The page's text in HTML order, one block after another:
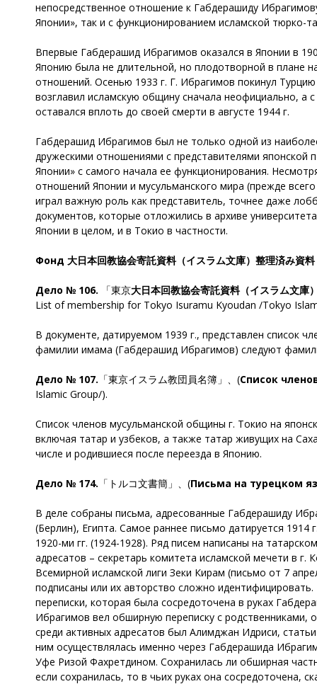
непосредственное отношение к Габдерашиду
Японии», так и с функционированием исламской тюрко-
Впервые Габдерашид Ибрагимов оказался в Японии в
Японию была не длительной, но плодотворной в плане
отношений. Осенью 1933 г. Г. Ибрагимов покинул
возглавил исламскую общину сначала неофициально, а
оставался вплоть до своей смерти в августе 1944 г.
Габдерашид Ибрагимов был не только одной из
дружескими отношениями с представителями японской
Японии» с самого начала ее функционирования.
отношений Японии и мусульманского мира (прежде
играл важную роль как представитель, точнее даже
документов, которые отложились в архиве
Японии в целом, и в Токио в частности.
Фонд 大日本回教協会寄託資料（イスラム文庫）整理済み資料
Дело № 106. 「東京大日本回教協会寄託資料（イスラム文庫
List of membership for Tokyo Isuramu Kyoudan /Tokyo
В документе, датируемом 1939 г., представлен список
фамилии имама (Габдерашид Ибрагимов) следуют
Дело № 107. 「東京イスラム教団員名簿」、(Список
Islamic Group/).
Список членов мусульманской общины г. Токио на
включая татар и узбеков, а также татар живущих на
числе и родившиеся после переезда в Японию.
Дело № 174. 「トルコ文書簡」、(Письма на турецком
В деле собраны письма, адресованные Габдерашиду
(Берлин), Египта. Самое раннее письмо датируется
1920-ми гг. (1924-1928). Ряд писем написаны на
адресатов – секретарь комитета исламской мечети в г.
Всемирной исламской лиги Зеки Кирам (письмо от 7
подписаны или их авторство сложно
переписки, которая была сосредоточена в руках
Ибрагимов вел обширную переписку с
среди активных адресатов был Алимджан Идриси,
ним осуществлялась именно через Габдерашида
Уфе Ризой Фахретдином. Сохранилась ли обширная
если сохранилась, то в чьих руках она сосредоточена,